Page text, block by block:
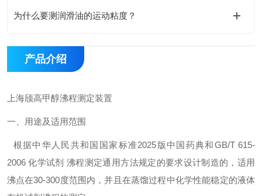
为什么要测润滑油的运动粘度？
产品介绍
上海颀高甲醇沸程测定装置
一、用途及适用范围
根据中华人民共和国国家标准2025版中国药典和GB/T 615-
2006 化学试剂 沸程测定通用方法规定的要求设计制造的，适用
沸点在30-300度范围内，并且在蒸馏过程中化学性能稳定的液体